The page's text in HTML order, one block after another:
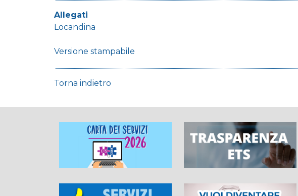
Allegati
Locandina
Versione stampabile
Torna indietro